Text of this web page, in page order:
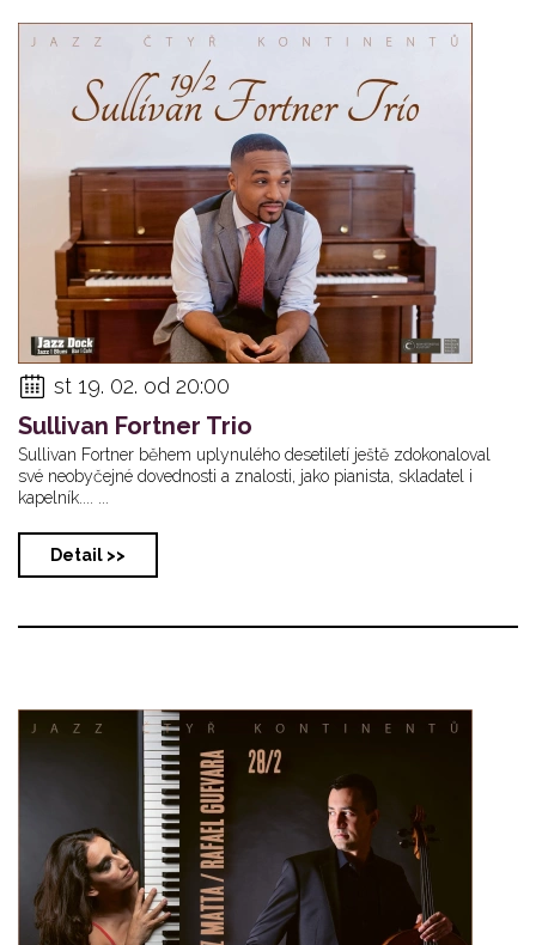
st 19. 02. od 20:00
Sullivan Fortner Trio
Sullivan Fortner během uplynulého desetiletí ještě zdokonaloval
své neobyčejné dovednosti a znalosti, jako pianista, skladatel i
kapelník.... ...
Detail >>